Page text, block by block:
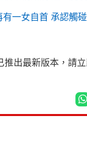
一女自首 承認觸
推出最新版本，請